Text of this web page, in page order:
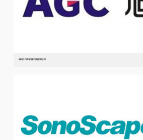
旭硝子汽车玻璃(中国)有限公司